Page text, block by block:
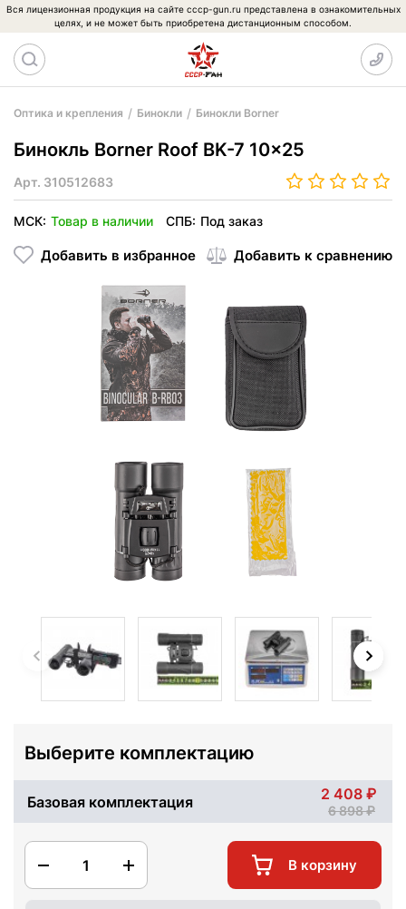
Вся лицензионная продукция на сайте cccp-gun.ru представлена в ознакомительных
целях, и не может быть приобретена дистанционным способом.
Оптика и крепления Бинокли Бинокли Borner
Бинокль Borner Roof BK-7 10x25
Арт. 310512683
МСК: Товар в наличии СПБ: Под заказ
Добавить в избранное Добавить к сравнению
Выберите комплектацию
Базовая комплектация 2 408
6 898
1 В корзину